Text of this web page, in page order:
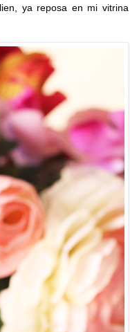
ya reposa en mi vitrina